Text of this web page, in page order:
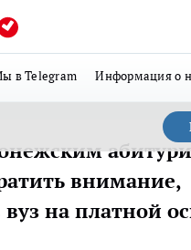
в Telegram Информация о
внимание,
на платной